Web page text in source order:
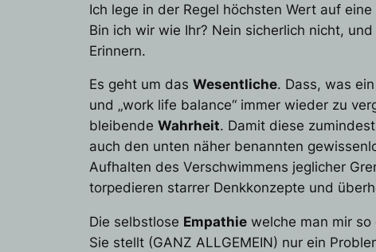
Ich lege in der Regel höchsten Wert auf
Bin ich wir wie Ihr? Nein sicherlich nicht,
Erinnern.
Es geht um das Wesentliche. Dass, was
und „work life balance“ immer wieder zu
bleibende Wahrheit. Damit diese
auch den unten näher benannten
Aufhalten des Verschwimmens jeglicher
torpedieren starrer Denkkonzepte und
Die selbstlose Empathie welche man mir
Sie stellt (GANZ ALLGEMEIN) nur ein